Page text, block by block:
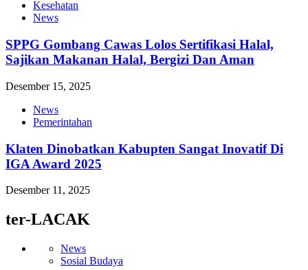
Kesehatan
News
SPPG Gombang Cawas Lolos Sertifikasi Halal,
Sajikan Makanan Halal, Bergizi Dan Aman
Desember 15, 2025
News
Pemerintahan
Klaten Dinobatkan Kabupten Sangat Inovatif Di
IGA Award 2025
Desember 11, 2025
ter-LACAK
News
Sosial Budaya